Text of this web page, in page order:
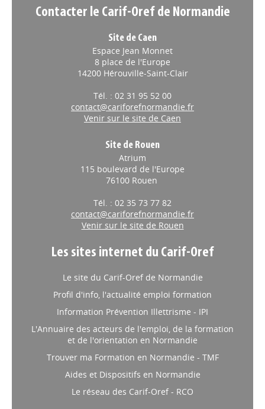
Contacter le Carif-Oref de Normandie
Site de Caen
Espace Jean Monnet
8 place de l'Europe
14200 Hérouville-Saint-Clair
Tél. : 02 31 95 52 00
contact@cariforefnormandie.fr
Venir sur le site de Caen
Site de Rouen
Atrium
115 boulevard de l'Europe
76100 Rouen
Tél. : 02 35 73 77 82
contact@cariforefnormandie.fr
Venir sur le site de Rouen
Les sites internet du Carif-Oref
Le site du Carif-Oref de Normandie
Profil d'info, l'actualité emploi formation
Information Prévention Illettrisme - IPI
L'Annuaire des acteurs de l'emploi, de la formation
et de l'orientation en Normandie
Trouver ma Formation en Normandie - TMF
Aides et Dispositifs en Normandie
Le réseau des Carif-Oref - RCO